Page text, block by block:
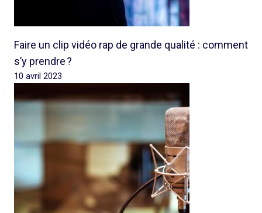
Faire un clip vidéo rap de grande qualité : comment
s’y prendre ?
10 avril 2023